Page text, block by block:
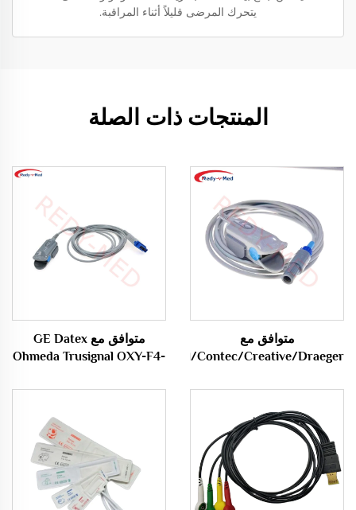
يتحرك المرضى قليلاً أثناء المراقبة.
المنتجات ذات الصلة
متوافق مع
Mindray/Edan/Carewell/Contec/Creative/Draeger
/Edan/Kontron/Sonolife/Venni
مستشعر Spo2 /Probe
Cable
متوافق مع GE Datex
Ohmeda Trusignal OXY-F4-